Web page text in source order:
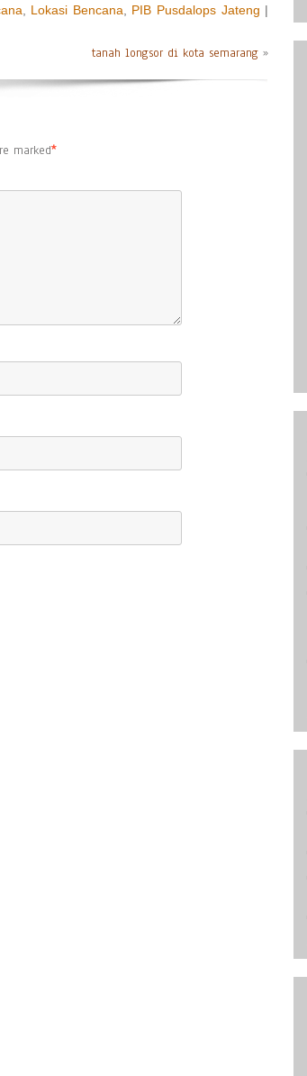
Lokasi Bencana PIB Pusdalops Jateng |
tanah longsor di kota semarang »
marked*